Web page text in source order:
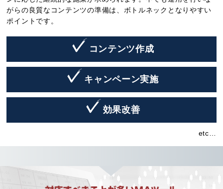
がらの良質なコンテンツの準備は、ボトルネックとなりやすい
ポイントです。
コンテンツ作成
キャンペーン実施
効果改善
etc…